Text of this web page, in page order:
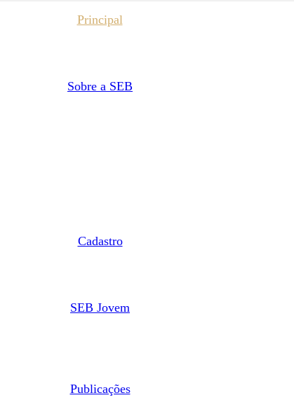
Principal
Sobre a SEB
Cadastro
SEB Jovem
Publicações